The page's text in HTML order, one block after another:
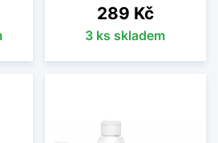
Cena
289 Kč
3 ks skladem